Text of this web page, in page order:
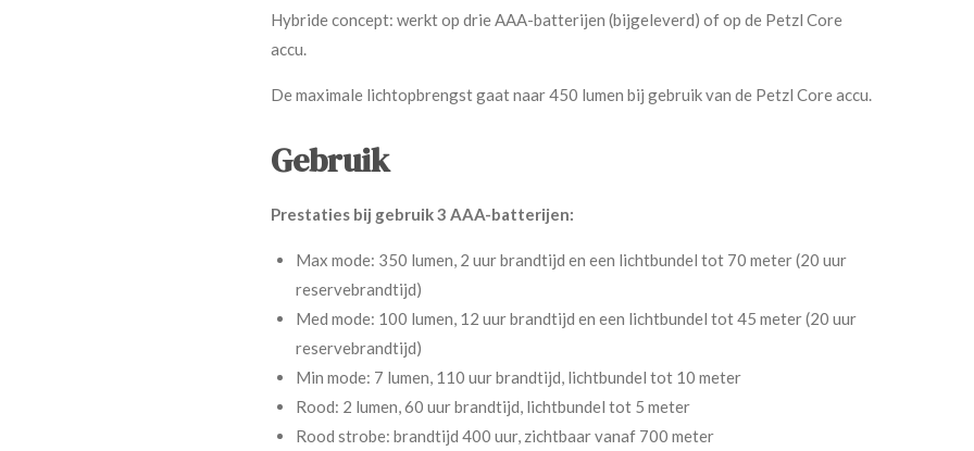
Hybride concept: werkt op drie AAA-batterijen (bijgeleverd) of op de Petzl Core
accu.
De maximale lichtopbrengst gaat naar 450 lumen bij gebruik van de Petzl Core accu.
Gebruik
Prestaties bij gebruik 3 AAA-batterijen:
Max mode: 350 lumen, 2 uur brandtijd en een lichtbundel tot 70 meter (20 uur
reservebrandtijd)
Med mode: 100 lumen, 12 uur brandtijd en een lichtbundel tot 45 meter (20 uur
reservebrandtijd)
Min mode: 7 lumen, 110 uur brandtijd, lichtbundel tot 10 meter
Rood: 2 lumen, 60 uur brandtijd, lichtbundel tot 5 meter
Rood strobe: brandtijd 400 uur, zichtbaar vanaf 700 meter